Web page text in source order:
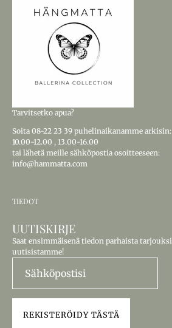
Tarvitsetko apua?
Soita 08-22 23 39 puhelinaikanamme arkisin:
10.00-12.00 , 13.00-16.00
tai lähetä meille sähköpostia osoitteeseen:
info@hammatta.com
TIEDOT
UUTISKIRJE
Saat ensimmäisenä tiedon parhaista
uutisistamme!
REKISTERÖIDY TÄSTÄ